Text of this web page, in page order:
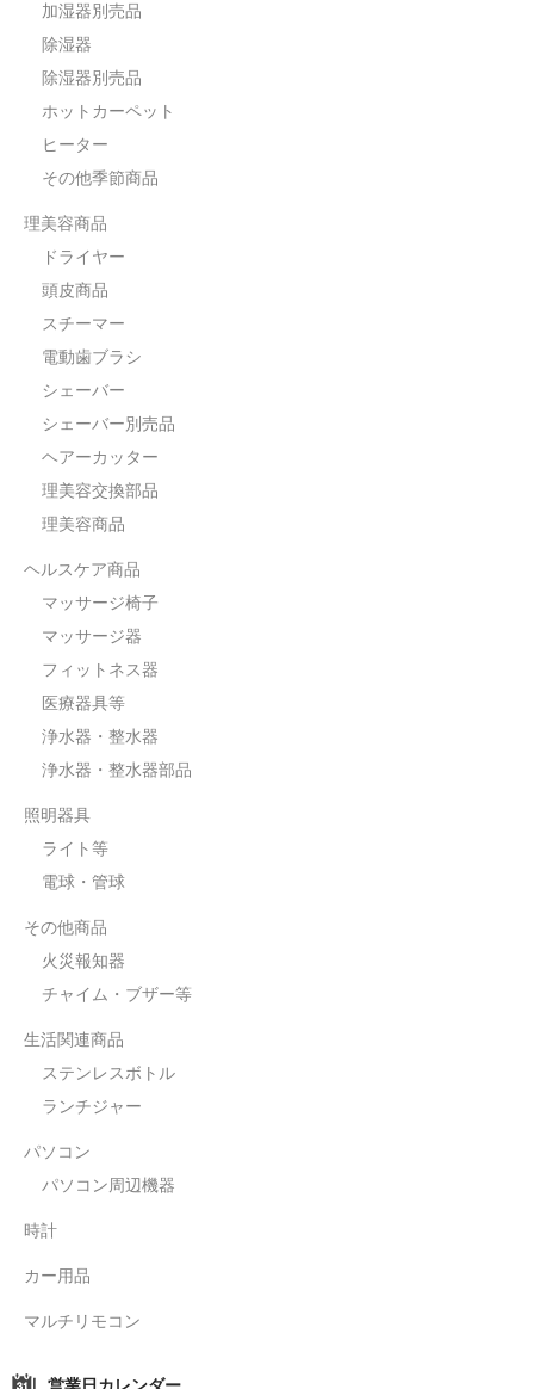
加湿器別売品
除湿器
除湿器別売品
ホットカーペット
ヒーター
その他季節商品
理美容商品
ドライヤー
頭皮商品
スチーマー
電動歯ブラシ
シェーバー
シェーバー別売品
ヘアーカッター
理美容交換部品
理美容商品
ヘルスケア商品
マッサージ椅子
マッサージ器
フィットネス器
医療器具等
浄水器・整水器
浄水器・整水器部品
照明器具
ライト等
電球・管球
その他商品
火災報知器
チャイム・ブザー等
生活関連商品
ステンレスボトル
ランチジャー
パソコン
パソコン周辺機器
時計
カー用品
マルチリモコン